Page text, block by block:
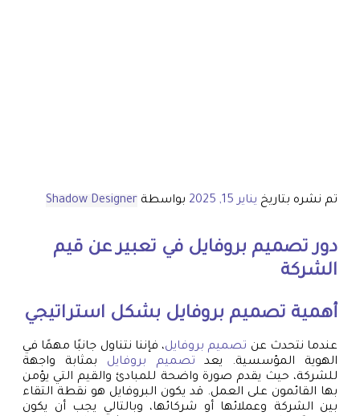
تم نشره بتاريخ يناير 15, 2025 بواسطة Shadow Designer
دور تصميم بروفايل في تعبير عن قيم
الشركة
أهمية تصميم بروفايل بشكل استراتيجي
عندما نتحدث عن تصميم بروفايل، فإننا نتناول جانبًا مهمًا في
الهوية المؤسسية. يعد تصميم بروفايل بمثابة واجهة
للشركة، حيث يقدم صورة واضحة للمبادئ والقيم التي يؤمن
بها القائمون على العمل. قد يكون البروفايل هو نقطة التقاء
بين الشركة وعملائها أو شركائها، وبالتالي يجب أن يكون